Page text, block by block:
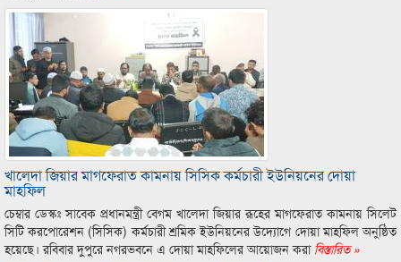
খালেদা জিয়ার মাগফেরাত কামনায় সিসিক কর্মচারী ইউনিয়নের দোয়া
মাহফিল
চেম্বার ডেস্কঃ সাবেক প্রধানমন্ত্রী বেগম খালেদা জিয়ার রূহের মাগফেরাত কামনায় সিলেট
সিটি করপোরেশন (সিসিক) কর্মচারী শ্রমিক ইউনিয়নের উদ্যোগে দোয়া মাহফিল অনুষ্ঠিত
হয়েছে। রবিবার দুপুরে নগরভবনে এ দোয়া মাহফিলের আয়োজন করাবিস্তারিত »